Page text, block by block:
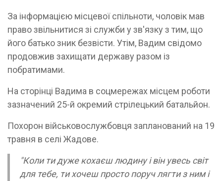
За інформацією місцевої спільноти, чоловік мав
право звільнитися зі служби у зв'язку з тим, що
його батько зник безвісти. Утім, Вадим свідомо
продовжив захищати державу разом із
побратимами.
На сторінці Вадима в соцмережах місцем роботи
зазначений 25-й окремий стрілецький батальйон.
Похорон військовослужбовця запланований на 19
травня в селі Жадове.
"Коли ти дуже кохаєш людину і він увесь світ
для тебе, ти хочеш просто поруч лягти з ним і